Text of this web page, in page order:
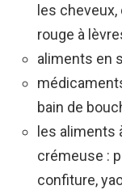
les cheveux,
rouge à
aliments en
bain de
les aliments
crémeuse :
confiture,